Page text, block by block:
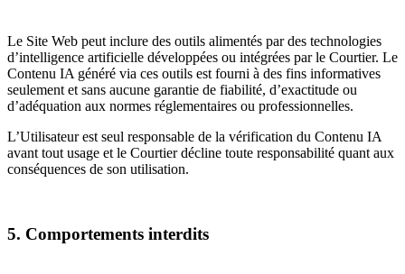
Le Site Web peut inclure des outils alimentés par des technologies
d’intelligence artificielle développées ou intégrées par le Courtier. Le
Contenu IA généré via ces outils est fourni à des fins informatives
seulement et sans aucune garantie de fiabilité, d’exactitude ou
d’adéquation aux normes réglementaires ou professionnelles.
L’Utilisateur est seul responsable de la vérification du Contenu IA
avant tout usage et le Courtier décline toute responsabilité quant aux
conséquences de son utilisation.
5. Comportements interdits